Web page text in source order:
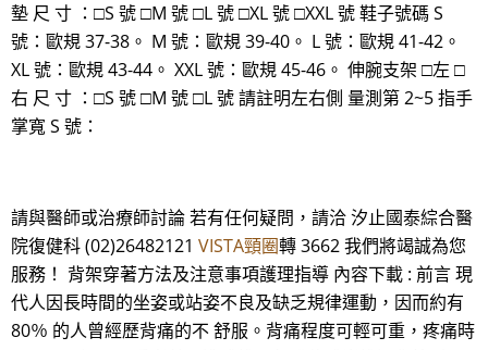
墊 尺 寸 ：□S 號 □M 號 □L 號 □XL 號 □XXL 號 鞋子號碼 S
號：歐規 37-38。 M 號：歐規 39-40。 L 號：歐規 41-42。
XL 號：歐規 43-44。 XXL 號：歐規 45-46。 伸腕支架 □左 □
右 尺 寸 ：□S 號 □M 號 □L 號 請註明左右側 量測第 2~5 指手
掌寬 S 號：
請與醫師或治療師討論 若有任何疑問，請洽 汐止國泰綜合醫
院復健科 (02)26482121 VISTA頸圈轉 3662 我們將竭誠為您
服務！ 背架穿著方法及注意事項護理指導 內容下載 : 前言 現
代人因長時間的坐姿或站姿不良及缺乏規律運動，因而約有
80％ 的人曾經歷背痛的不 舒服。背痛程度可輕可重，疼痛時